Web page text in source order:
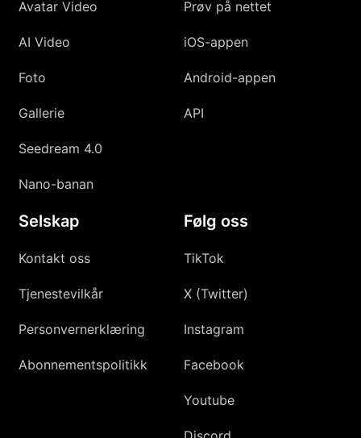
Avatar Video
AI Video
Foto
Gallerie
Seedream 4.0
Nano-banan
Prøv på nettet
iOS-appen
Android-appen
API
Selskap
Kontakt oss
Tjenestevilkår
Personvernerklæring
Abonnementspolitikk
Følg oss
TikTok
X (Twitter)
Instagram
Facebook
Youtube